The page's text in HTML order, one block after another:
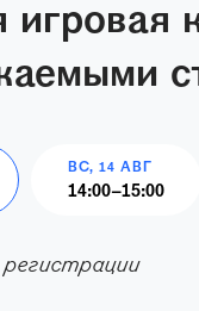
игровая
ВС, 14 АВГ
14:00–15:00